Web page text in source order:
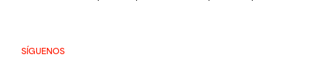
SÍGUENOS